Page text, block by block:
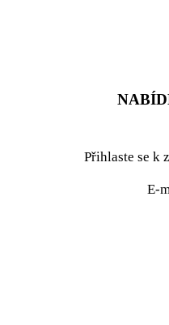
Přihlaste se k
E-